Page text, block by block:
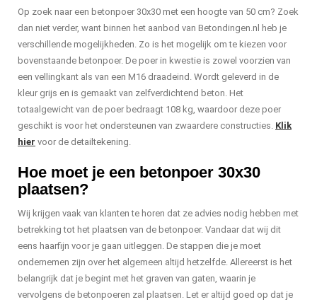
Op zoek naar een betonpoer 30x30 met een hoogte van 50 cm? Zoek
dan niet verder, want binnen het aanbod van Betondingen.nl heb je
verschillende mogelijkheden. Zo is het mogelijk om te kiezen voor
bovenstaande betonpoer. De poer in kwestie is zowel voorzien van
een vellingkant als van een M16 draadeind. Wordt geleverd in de
kleur grijs en is gemaakt van zelfverdichtend beton. Het
totaalgewicht van de poer bedraagt 108 kg, waardoor deze poer
geschikt is voor het ondersteunen van zwaardere constructies. Klik
hier voor de detailtekening.
Hoe moet je een betonpoer 30x30
plaatsen?
Wij krijgen vaak van klanten te horen dat ze advies nodig hebben met
betrekking tot het plaatsen van de betonpoer. Vandaar dat wij dit
eens haarfijn voor je gaan uitleggen. De stappen die je moet
ondernemen zijn over het algemeen altijd hetzelfde. Allereerst is het
belangrijk dat je begint met het graven van gaten, waarin je
vervolgens de betonpoeren zal plaatsen. Let er altijd goed op dat je